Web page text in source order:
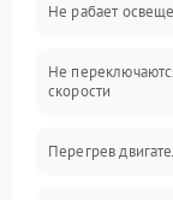
Механические
Электроника
Не рабает
Не
скорости
Перегрев